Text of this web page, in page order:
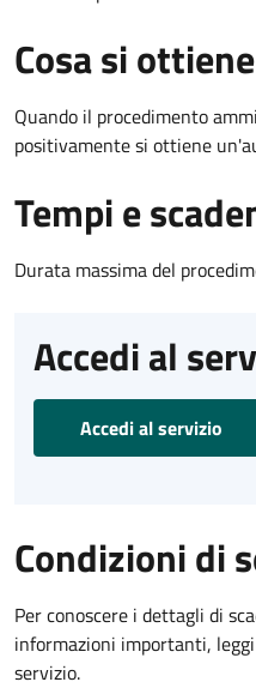
Cosa si ottiene
Quando il procedimento
positivamente si ottiene
Tempi e
Durata massima del
Accedi al
Accedi al servizio
Condizioni di
Per conoscere i dettagli di
informazioni importanti,
servizio.